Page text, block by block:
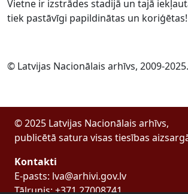
Vietne ir izstrādes stadijā un tajā
tiek pastāvīgi papildinātas un koriģētas!
© Latvijas Nacionālais arhīvs, 2009-2025.
© 2025 Latvijas Nacionālais arhīvs,
publicētā satura visas tiesības
Kontakti
E-pasts: lva@arhivi.gov.lv
Tālrunis: +371 27008741